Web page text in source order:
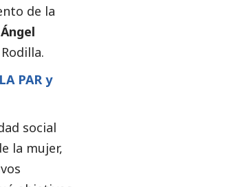
de la
Ángel
PAR y
social
la mujer,